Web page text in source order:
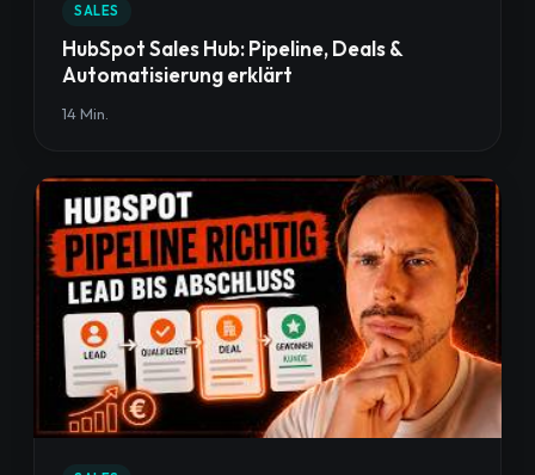
SALES
HubSpot Sales Hub: Pipeline, Deals &
Automatisierung erklärt
14 Min.